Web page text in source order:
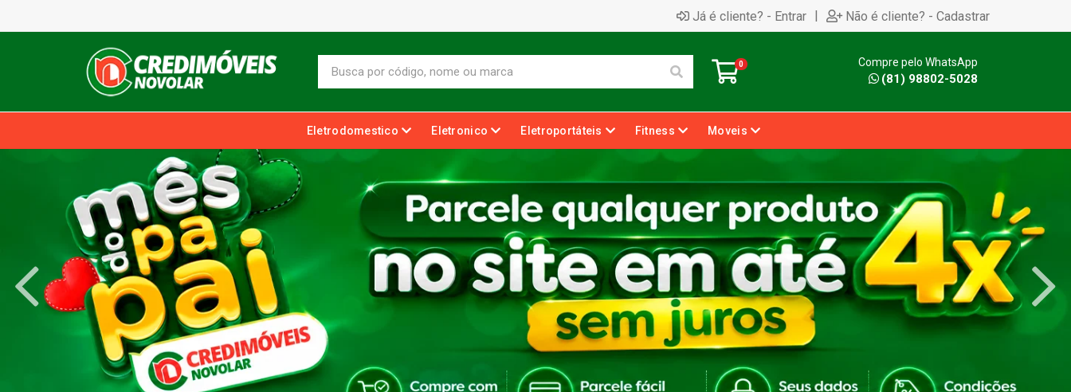
Já é cliente? - Entrar | Não é cliente? - Cadastrar
0 Compre pelo WhatsApp
(81) 98802-5028
Eletrodomestico Eletronico Eletroportáteis Fitness Moveis